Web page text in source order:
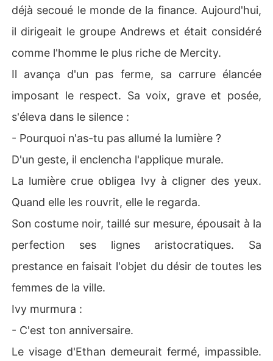
déjà secoué le monde de la finance. Aujourd'hui,
il dirigeait le groupe Andrews et était considéré
comme l'homme le plus riche de Mercity.
Il avança d'un pas ferme, sa carrure élancée
imposant le respect. Sa voix, grave et posée,
s'éleva dans le silence :
- Pourquoi n'as-tu pas allumé la lumière ?
D'un geste, il enclencha l'applique murale.
La lumière crue obligea Ivy à cligner des yeux.
Quand elle les rouvrit, elle le regarda.
Son costume noir, taillé sur mesure, épousait à la
perfection ses lignes aristocratiques. Sa
prestance en faisait l'objet du désir de toutes les
femmes de la ville.
Ivy murmura :
- C'est ton anniversaire.
Le visage d'Ethan demeurait fermé, impassible.